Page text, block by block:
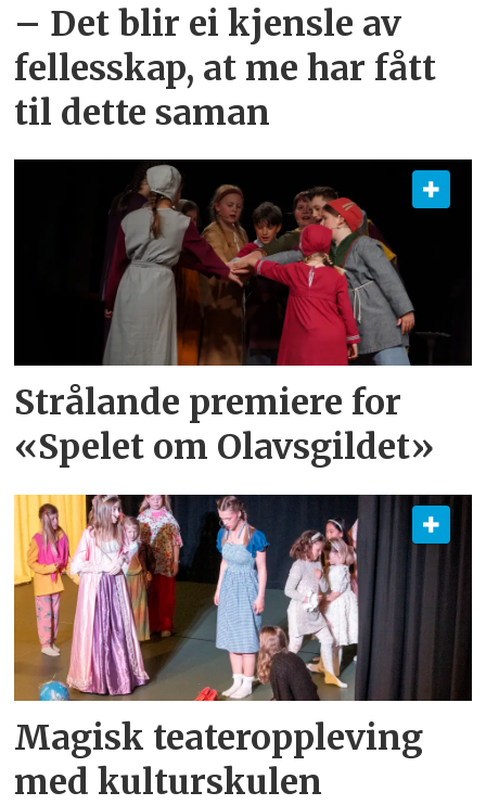
– Det blir ei kjensle av
fellesskap, at me har fått
til dette saman
Strålande premiere for
«Spelet om Olavsgildet»
Magisk teateroppleving
med kulturskulen